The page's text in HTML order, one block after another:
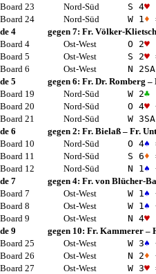
Board 23
Nord-Süd S 4♥
Board 24
Nord-Süd W 1 ♦
4
gegen 7: Fr. Völker-Klietsch
Board 4
Ost-West O 2♥
Board 5
Ost-West S 2♥
Board 6
Ost-West N 2SA
5
gegen 6: Fr. Dr. Romberg –
Board 19
Nord-Süd W 2♣
Board 20
Nord-Süd O 4♥
Board 21
Nord-Süd W 3SA
6
gegen 2: Fr. Bielaß – Fr.
Board 10
Nord-Süd O 4♠
Board 11
Nord-Süd S 6♦
Board 12
Nord-Süd N 1 ♠
7
gegen 4: Fr. von Blücher-
Board 7
Ost-West W 1 ♠
Board 8
Ost-West W 1 ♠
Board 9
Ost-West N 4♥
9
gegen 10: Fr. Kammerer –
Board 25
Ost-West W 3♠
Board 26
Ost-West N 2♦
Board 27
Ost-West W 3♥